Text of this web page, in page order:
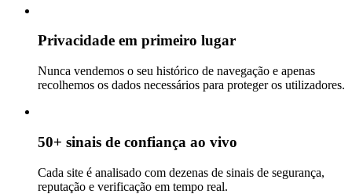
Privacidade em primeiro lugar
Nunca vendemos o seu histórico de navegação e apenas
recolhemos os dados necessários para proteger os utilizadores.
50+ sinais de confiança ao vivo
Cada site é analisado com dezenas de sinais de segurança,
reputação e verificação em tempo real.